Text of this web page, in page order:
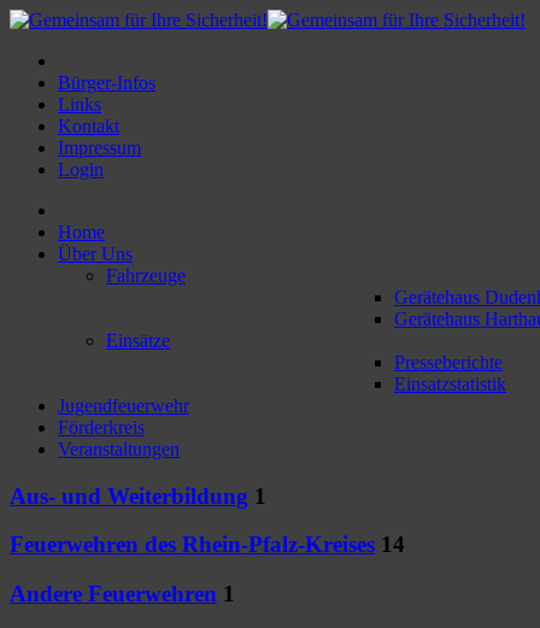
Bürger-Infos
Links
Kontakt
Impressum
Login
Home
Über Uns
Fahrzeuge
Gerätehaus
Gerätehaus
Einsätze
Presseberichte
Einsatzstatistik
Jugendfeuerwehr
Förderkreis
Veranstaltungen
Aus- und Weiterbildung 1
Feuerwehren des Rhein-Pfalz-Kreises 14
Andere Feuerwehren 1